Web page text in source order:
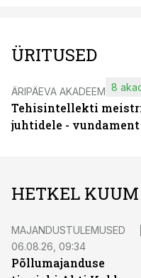
ÜRITUSED
ÄRIPÄEVA AKADEEMIA
Tehisintellekti
juhtidele - vundament
8
HETKEL KUUM
MAJANDUSTULEMUSED
06.08.26, 09:34
Põllumajanduse